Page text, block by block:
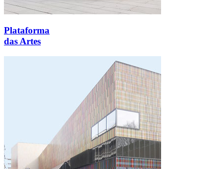
Plataforma
das Artes